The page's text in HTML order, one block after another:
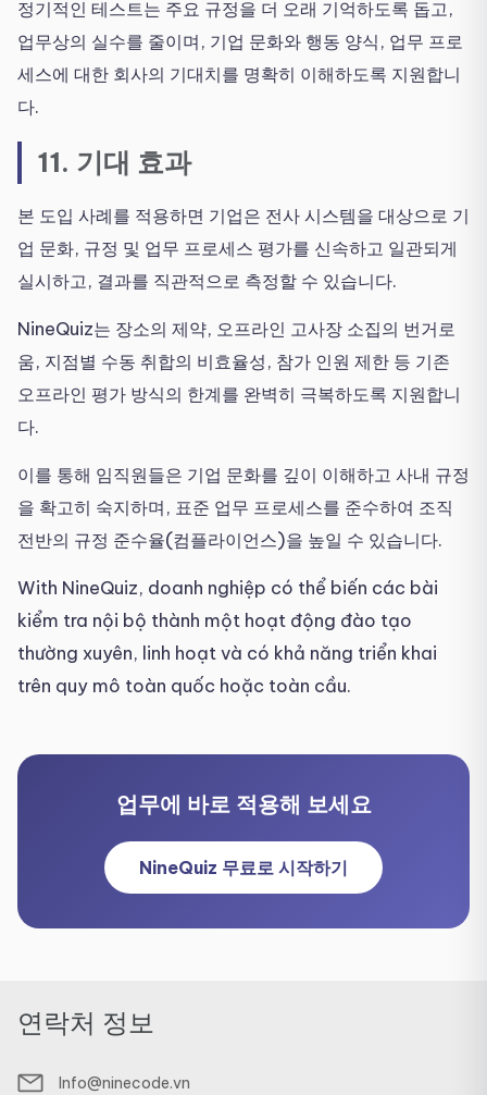
정기적인 테스트는 주요 규정을 더 오래 기억하도록 돕고,
업무상의 실수를 줄이며, 기업 문화와 행동 양식, 업무 프로
세스에 대한 회사의 기대치를 명확히 이해하도록 지원합니
다.
11. 기대 효과
본 도입 사례를 적용하면 기업은 전사 시스템을 대상으로 기
업 문화, 규정 및 업무 프로세스 평가를 신속하고 일관되게
실시하고, 결과를 직관적으로 측정할 수 있습니다.
NineQuiz는 장소의 제약, 오프라인 고사장 소집의 번거로
움, 지점별 수동 취합의 비효율성, 참가 인원 제한 등 기존
오프라인 평가 방식의 한계를 완벽히 극복하도록 지원합니
다.
이를 통해 임직원들은 기업 문화를 깊이 이해하고 사내 규정
을 확고히 숙지하며, 표준 업무 프로세스를 준수하여 조직
전반의 규정 준수율(컴플라이언스)을 높일 수 있습니다.
With NineQuiz, doanh nghiệp có thể biến các bài
kiểm tra nội bộ thành một hoạt động đào tạo
thường xuyên, linh hoạt và có khả năng triển khai
trên quy mô toàn quốc hoặc toàn cầu.
업무에 바로 적용해 보세요
NineQuiz 무료로 시작하기
연락처 정보
Info@ninecode.vn